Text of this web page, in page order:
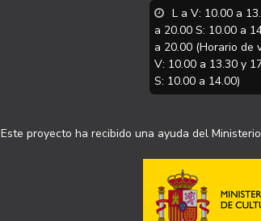
L a V: 10.00 a
a 20.00 S: 10.00 a
a 20.00 (Horario de
V: 10.00 a 13.30 y
S: 10.00 a 14.00)
Este proyecto ha recibido una ayuda del